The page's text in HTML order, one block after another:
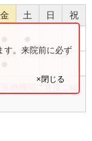
金 土 日 祝
療機関に直接ご確
す。来院前に必ず
×閉じる